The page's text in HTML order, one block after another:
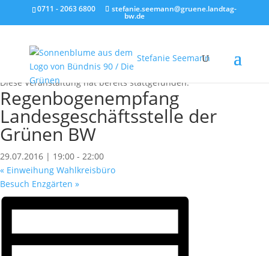
0711 - 2063 6800 stefanie.seemann@gruene.landtag-
bw.de
Stefanie Seemann
« Alle Veranstaltungen
Diese Veranstaltung hat bereits stattgefunden.
Regenbogenempfang
Landesgeschäftsstelle der
Grünen BW
29.07.2016 | 19:00 - 22:00
« Einweihung Wahlkreisbüro
Besuch Enzgärten »